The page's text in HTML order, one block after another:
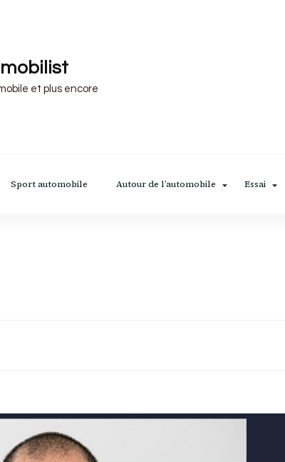
et plus encore
Sport automobile Autour de l’automobile Essai